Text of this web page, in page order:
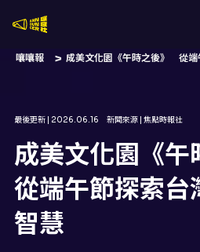
嚷嚷報 成美文化園《午時之後》 從端
最後更新 | 2026.06.16 新聞來源 | 焦點時報社
成美文化園《
從端午節探索台
智慧